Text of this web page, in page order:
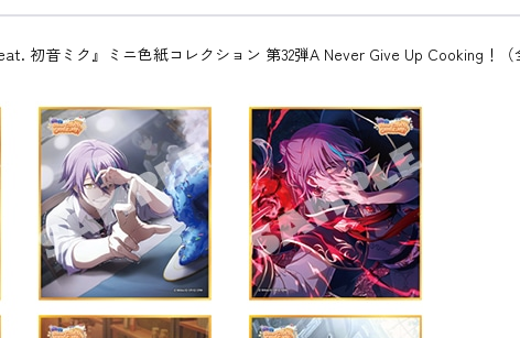
初音ミク』ミニ色紙コレクション 第32弾A Never Give Up Cooking！（